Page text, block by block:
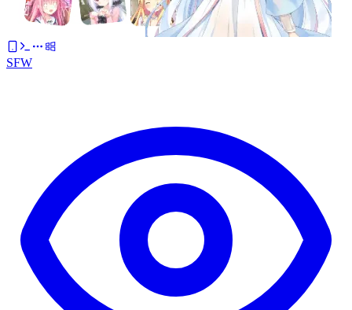
SFW